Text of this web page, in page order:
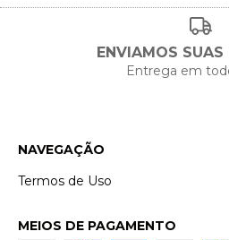
ENVIAMOS SUAS
Entrega em
NAVEGAÇÃO
Termos de Uso
MEIOS DE PAGAMENTO